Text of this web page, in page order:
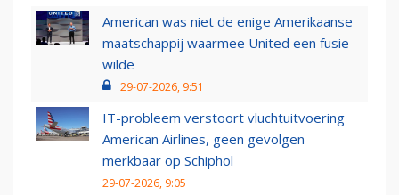
American was niet de enige Amerikaanse
maatschappij waarmee United een fusie
wilde
29-07-2026, 9:51
IT-probleem verstoort vluchtuitvoering
American Airlines, geen gevolgen
merkbaar op Schiphol
29-07-2026, 9:05